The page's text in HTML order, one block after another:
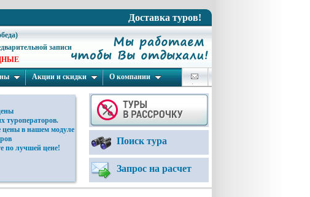
Доставка туров!
записи
Акции и скидки О компании
туроператоров.
цены в нашем модуле
по лучшей цене!
Поиск тура
Запрос на расчет